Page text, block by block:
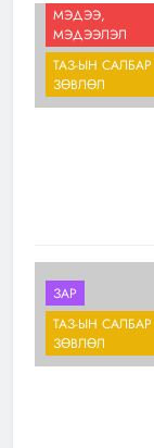
МЭДЭЭ,
МЭДЭЭЛЭЛ
ТАЗ-ЫН САЛБАР
ЗӨВЛӨЛ
ЗАР
ТАЗ-ЫН САЛБАР
ЗӨВЛӨЛ